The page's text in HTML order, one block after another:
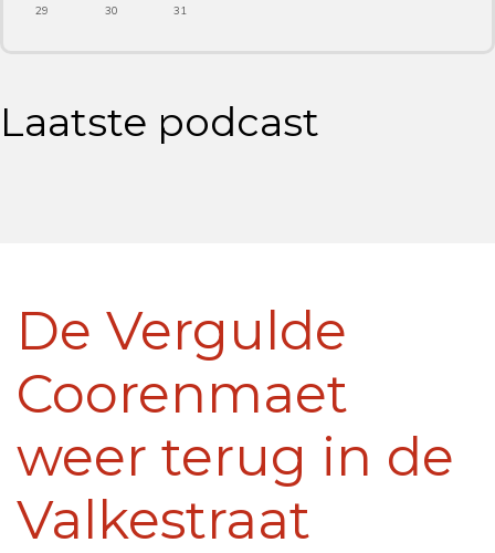
29
30 31
Laatste podcast
De Vergulde
Coorenmaet
weer terug in de
Valkestraat